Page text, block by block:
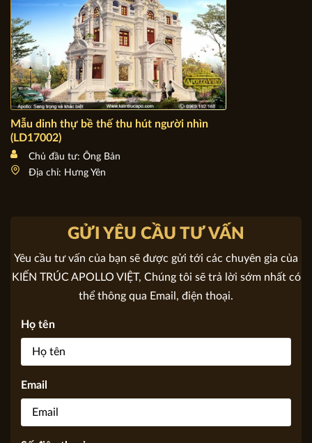
Mẫu dinh thự bề thế thu hút người nhìn (LD17002)
Địa chỉ: Hưng Yên
GỬI YÊU CẦU TƯ VẤN
KIẾN TRÚC APOLLO VIỆT, Chúng tôi sẽ trả lời sớm nhất có
Họ tên